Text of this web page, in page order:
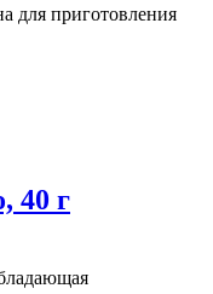
для приготовления
40 г